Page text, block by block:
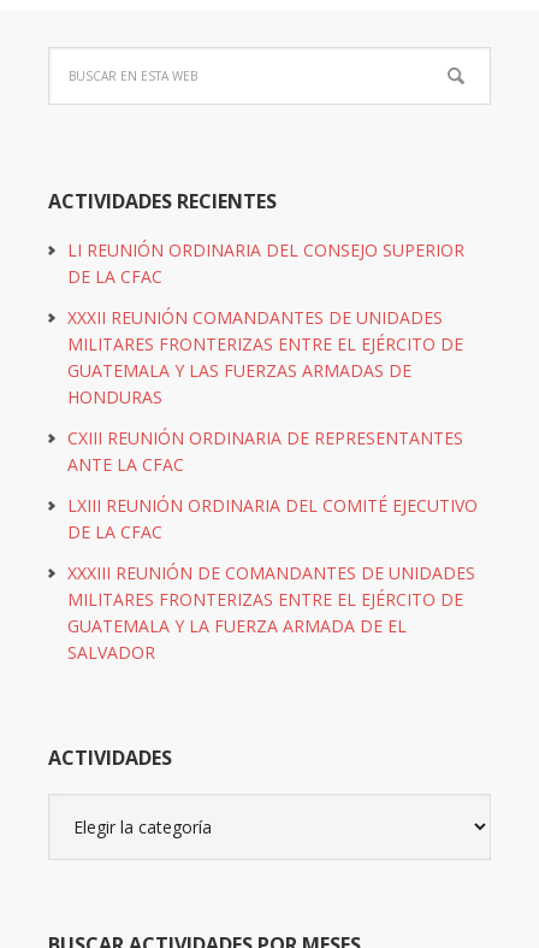
ACTIVIDADES RECIENTES
LI REUNIÓN ORDINARIA DEL CONSEJO SUPERIOR
DE LA CFAC
XXXII REUNIÓN COMANDANTES DE UNIDADES
MILITARES FRONTERIZAS ENTRE EL EJÉRCITO DE
GUATEMALA Y LAS FUERZAS ARMADAS DE
HONDURAS
CXIII REUNIÓN ORDINARIA DE REPRESENTANTES
ANTE LA CFAC
LXIII REUNIÓN ORDINARIA DEL COMITÉ EJECUTIVO
DE LA CFAC
XXXIII REUNIÓN DE COMANDANTES DE UNIDADES
MILITARES FRONTERIZAS ENTRE EL EJÉRCITO DE
GUATEMALA Y LA FUERZA ARMADA DE EL
SALVADOR
ACTIVIDADES